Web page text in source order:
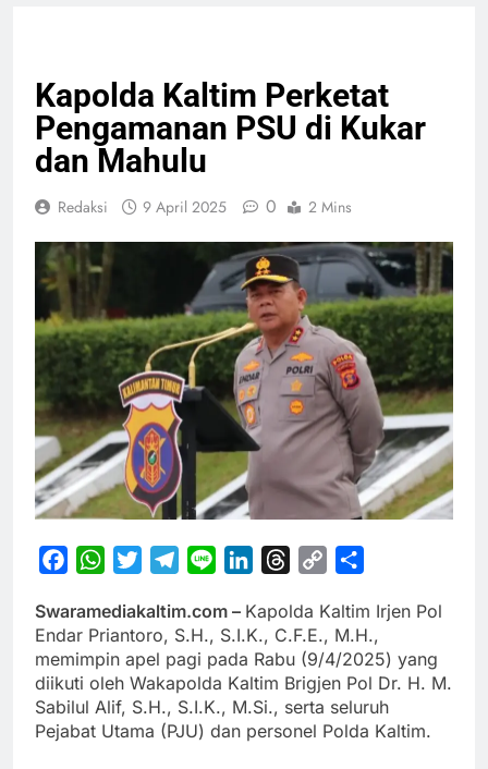
Kapolda Kaltim Perketat
Pengamanan PSU di Kukar
dan Mahulu
Redaksi 9 April 2025 0 2 Mins
FacebookWhatsApp
TwitterTelegram
Line LinkedInThreads
Copy
Swaramediakaltim.com – Kapolda Kaltim Irjen Pol
Endar Priantoro, S.H., S.I.K., C.F.E., M.H.,
memimpin apel pagi pada Rabu (9/4/2025) yang
diikuti oleh Wakapolda Kaltim Brigjen Pol Dr. H. M.
Sabilul Alif, S.H., S.I.K., M.Si., serta seluruh
Pejabat Utama (PJU) dan personel Polda Kaltim.